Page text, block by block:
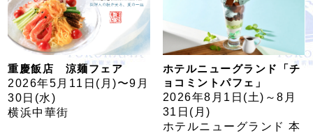
重慶飯店 涼麺フェア
2026年5⽉11⽇(月)〜9⽉
30⽇(水)
横浜中華街
ホテルニューグランド「チ
ョコミントパフェ」
2026年8月1日(土)～8月
31日(月)
ホテルニューグランド 本